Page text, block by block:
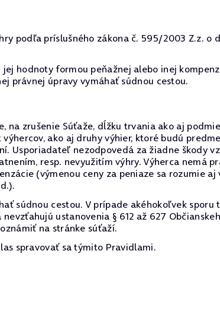
podľa príslušného zákona č. 595/2003 Z.z. o
hodnoty formou peňažnej alebo inej
právnej úpravy vymáhať súdnou cestou.
zrušenie Súťaže, dĺžku trvania ako aj
ako aj druhy výhier, ktoré budú
Usporiadateľ nezodpovedá za žiadne škody
resp. nevyužitím výhry. Výherca nemá
(výmenou ceny za peniaze sa rozumie aj
súdnou cestou. V prípade akéhokoľvek sporu
ustanovenia § 612 až 627
na stránke súťaží.
spravovať sa týmito Pravidlami.